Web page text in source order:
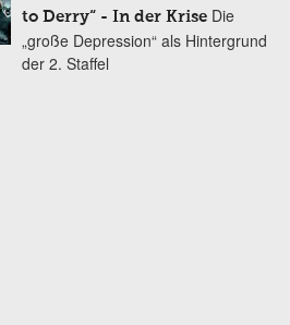
to Derry“ - In der Krise Die
„große Depression“ als Hintergrund
der 2. Staffel